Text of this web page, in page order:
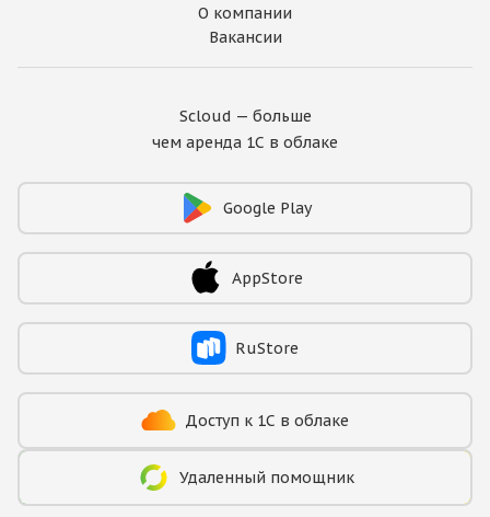
О компании
Вакансии
Scloud — больше
чем аренда 1С в облаке
Доступ к 1С в облаке
Удаленный помощник
Google Play
AppStore
RuStore